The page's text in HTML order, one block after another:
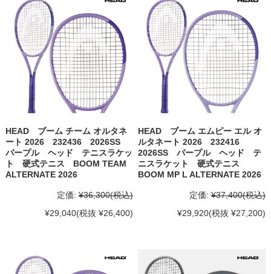
HEAD ブーム チーム オルタネ
ート 2026 232436 2026SS
パープル ヘッド テニスラケッ
ト 硬式テニス BOOM TEAM
ALTERNATE 2026
定価: ¥36,300(税込)
¥29,040(税抜 ¥26,400)
HEAD ブーム エムピー エル オ
ルタネート 2026 232416
2026SS パープル ヘッド テ
ニスラケット 硬式テニス
BOOM MP L ALTERNATE 2026
定価: ¥37,400(税込)
¥29,920(税抜 ¥27,200)